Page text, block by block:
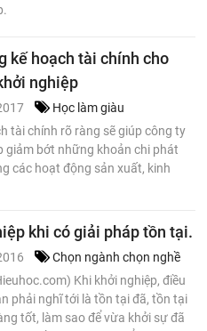
kế hoạch tài chính cho
nghiệp
Học làm giàu
tài chính rõ ràng sẽ giúp công ty
giảm bớt những khoản chi phát
các hoạt động sản xuất, kinh
khi có giải pháp tồn tại.
Chọn ngành chọn nghề
Khi khởi nghiệp, điều
phải nghĩ tới là tồn tại đã, tồn tại
tốt, làm sao để vừa khởi sự đã